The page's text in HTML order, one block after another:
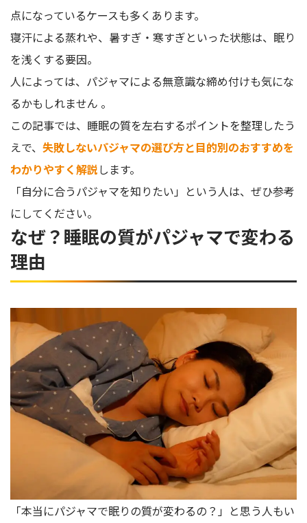
点になっているケースも多くあります。
寝汗による蒸れや、暑すぎ・寒すぎといった状態は、眠り
を浅くする要因。
人によっては、パジャマによる無意識な締め付けも気にな
るかもしれません 。
この記事では、睡眠の質を左右するポイントを整理したう
えで、 失敗しないパジャマの選び方と目的別のおすすめを
わかりやすく解説します。
「自分に合うパジャマを知りたい」という人は、ぜひ参考
にしてください。
なぜ？睡眠の質がパジャマで変わる
理由
「本当にパジャマで眠りの質が変わるの？」と思う人もい